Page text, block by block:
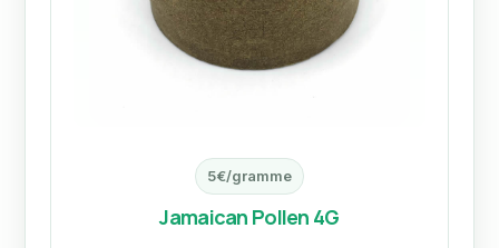
5€/gramme
Jamaican Pollen 4G